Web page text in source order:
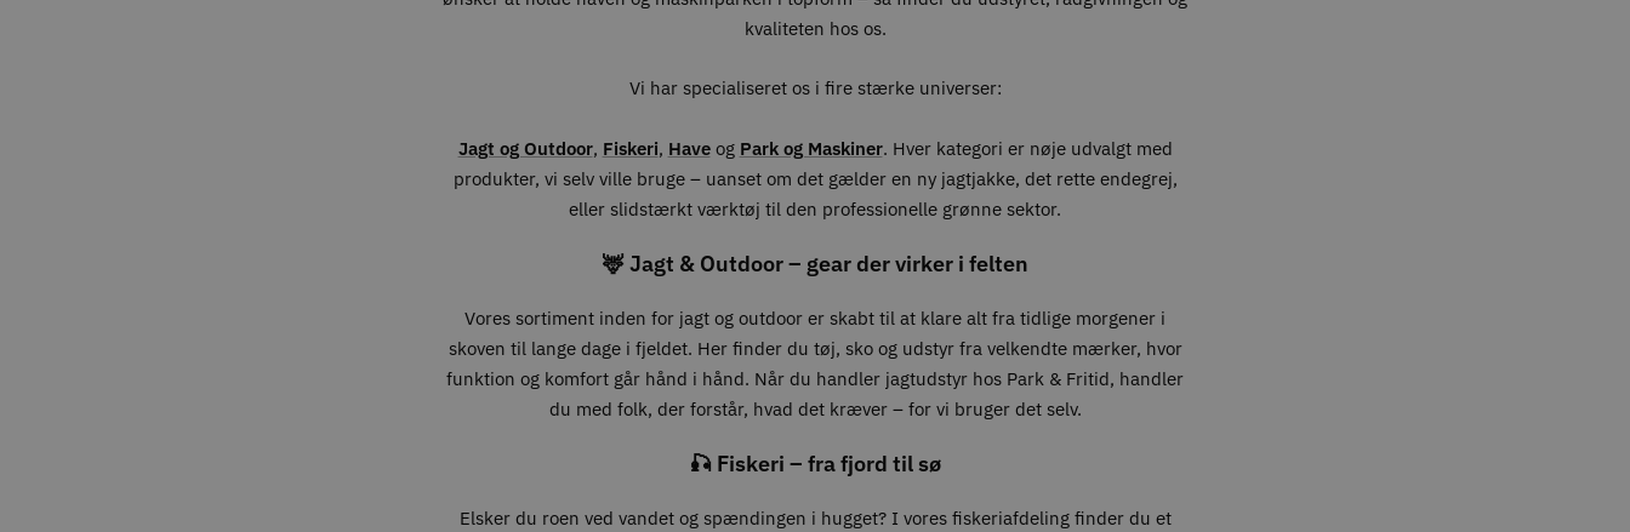
kvaliteten hos os.
Vi har specialiseret os i fire stærke universer:
Jagt og Outdoor, Fiskeri, Haveog Park og Maskiner. Hver kategori er nøje udvalgt med
produkter, vi selv ville bruge – uanset om det gælder en ny jagtjakke, det rette endegrej,
eller slidstærkt værktøj til den professionelle grønne sektor.
🦌 Jagt & Outdoor – gear der virker i felten
Vores sortiment inden for jagt og outdoor er skabt til at klare alt fra tidlige morgener i
skoven til lange dage i fjeldet. Her finder du tøj, sko og udstyr fra velkendte mærker, hvor
funktion og komfort går hånd i hånd. Når du handler jagtudstyr hos Park & Fritid, handler
du med folk, der forstår, hvad det kræver – for vi bruger det selv.
🎣 Fiskeri – fra fjord til sø
Elsker du roen ved vandet og spændingen i hugget? I vores fiskeriafdeling finder du et